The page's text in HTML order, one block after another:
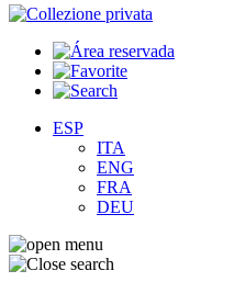
ESP
ITA
ENG
FRA
DEU